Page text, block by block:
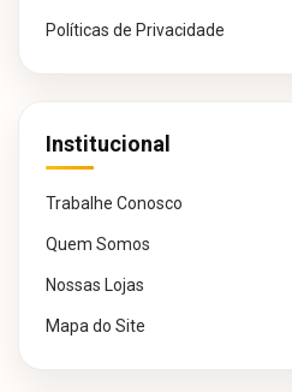
Políticas de Privacidade
Institucional
Trabalhe Conosco
Quem Somos
Nossas Lojas
Mapa do Site